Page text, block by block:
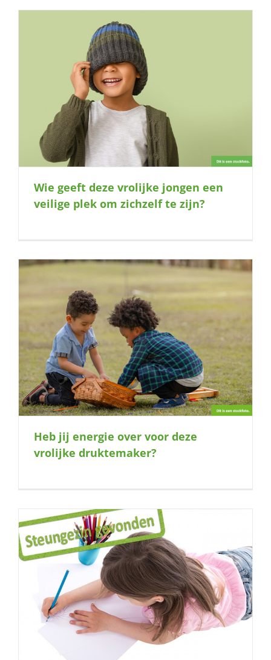
Wie geeft deze vrolijke jongen een
veilige plek om zichzelf te zijn?
Heb jij energie over voor deze
vrolijke druktemaker?